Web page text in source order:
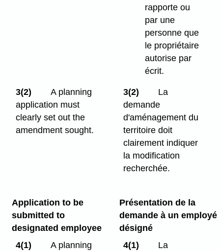
rapporte ou
par une
personne que
le propriétaire
autorise par
écrit.
3(2)
A planning
application must
clearly set out the
amendment sought.
3(2)
La
demande
d'aménagement du
territoire doit
clairement indiquer
la modification
recherchée.
Application to be
submitted to
designated employee
4(1)
A planning
Présentation de la
demande à un employé
désigné
4(1)
La